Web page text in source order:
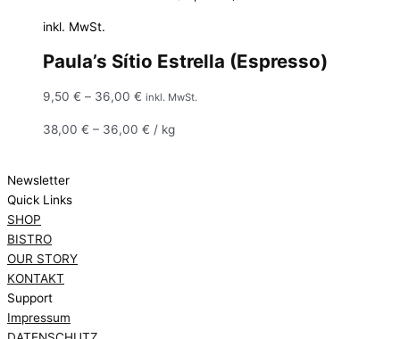
inkl. MwSt.
Paula’s Sítio Estrella (Espresso)
9,50 € – 36,00 € inkl. MwSt.
38,00 € – 36,00 € / kg
Newsletter
Quick Links
SHOP
BISTRO
OUR STORY
KONTAKT
Support
Impressum